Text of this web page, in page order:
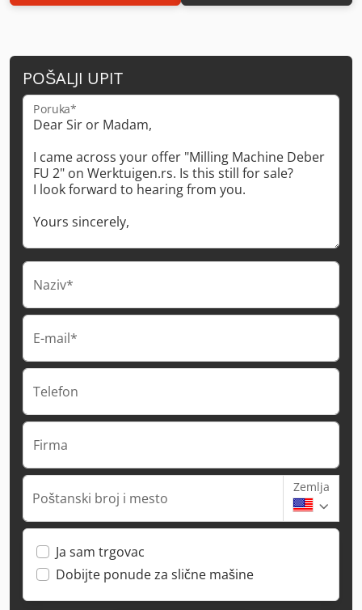
POŠALJI UPIT
Poruka*
Naziv*
E-mail*
Telefon
Firma
Poštanski broj i mesto
Zemlja
Ja sam trgovac
Dobijte ponude za slične mašine